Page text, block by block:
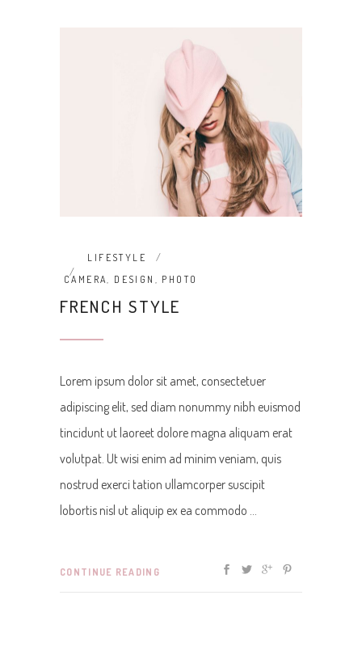
LIFESTYLE
CAMERA, DESIGN , PHOTO
FRENCH STYLE
Lorem ipsum dolor sit amet, consectetuer
adipiscing elit, sed diam nonummy nibh euismod
tincidunt ut laoreet dolore magna aliquam erat
volutpat. Ut wisi enim ad minim veniam, quis
nostrud exerci tation ullamcorper suscipit
lobortis nisl ut aliquip ex ea commodo
CONTINUE READING